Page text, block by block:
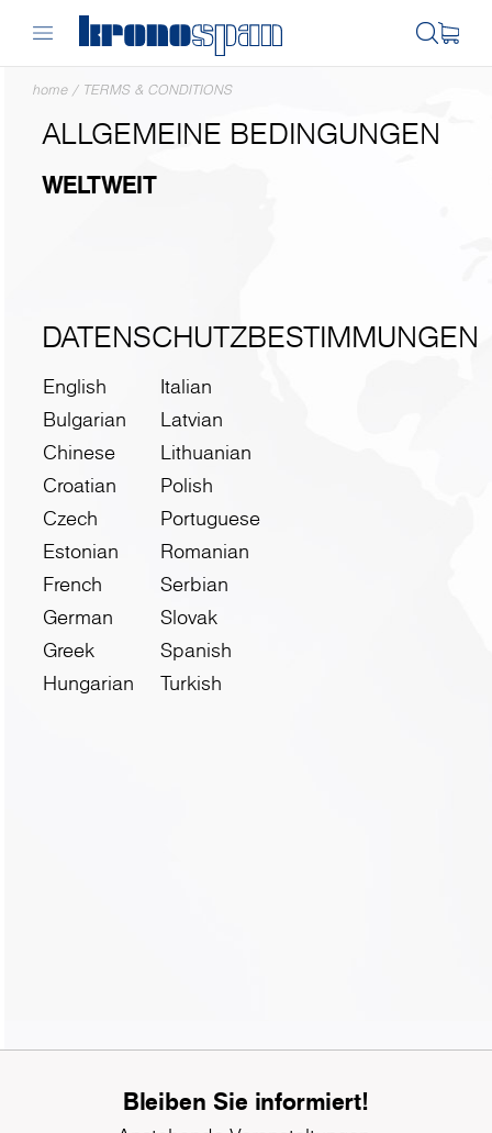
home / TERMS & CONDITIONS
ALLGEMEINE BEDINGUNGEN
WELTWEIT
DATENSCHUTZBESTIMMUNGEN
English
Bulgarian
Chinese
Croatian
Czech
Estonian
French
German
Greek
Hungarian
Italian
Latvian
Lithuanian
Polish
Portuguese
Romanian
Serbian
Slovak
Spanish
Turkish
Bleiben Sie informiert!